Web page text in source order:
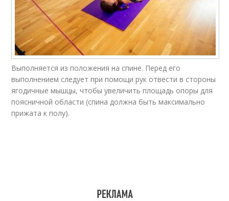
Выполняется из положения на спине. Перед его
выполнением следует при помощи рук отвести в стороны
ягодичные мышцы, чтобы увеличить площадь опоры для
поясничной области (спина должна быть максимально
прижата к полу).